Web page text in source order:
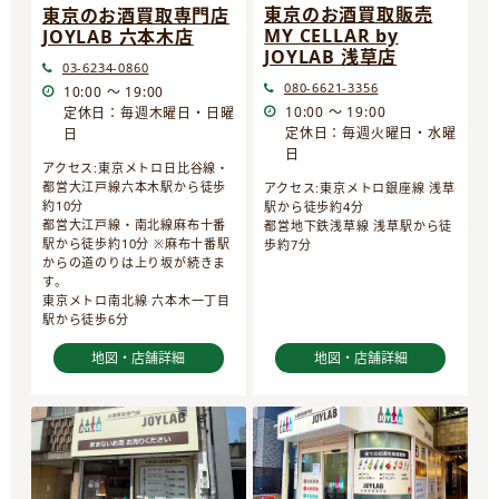
東京のお酒買取専門店
JOYLAB 六本木店
03-6234-0860
10:00 ～ 19:00
定休日：毎週木曜日・日曜
日
アクセス:東京メトロ日比谷線・
都営大江戸線六本木駅から徒歩
約10分
都営大江戸線・南北線麻布十番
駅から徒歩約10分 ※麻布十番駅
からの道のりは上り坂が続きま
す。
東京メトロ南北線 六本木一丁目
駅から徒歩6分
地図・店舗詳細
東京のお酒買取販売
MY CELLAR by
JOYLAB 浅草店
080-6621-3356
10:00 ～ 19:00
定休日：毎週火曜日・水曜
日
アクセス:東京メトロ銀座線 浅草
駅から徒歩約4分
都営地下鉄浅草線 浅草駅から徒
歩約7分
地図・店舗詳細